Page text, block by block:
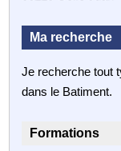
Ma recherche
Je recherche tout
dans le Batiment.
Formations